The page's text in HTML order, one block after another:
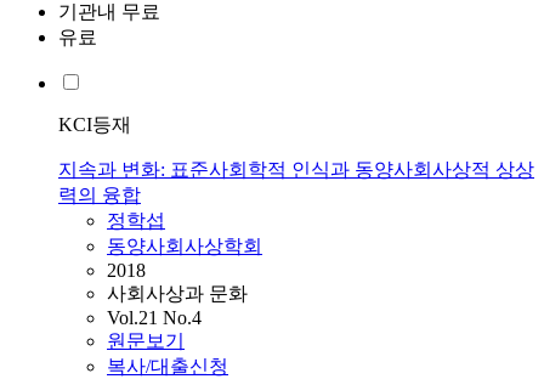
기관내 무료
유료
KCI등재
지속과 변화: 표준사회학적 인식과 동양사회사상적 상상
력의 융합
정학섭
동양사회사상학회
2018
사회사상과 문화
Vol.21 No.4
원문보기
복사/대출신청